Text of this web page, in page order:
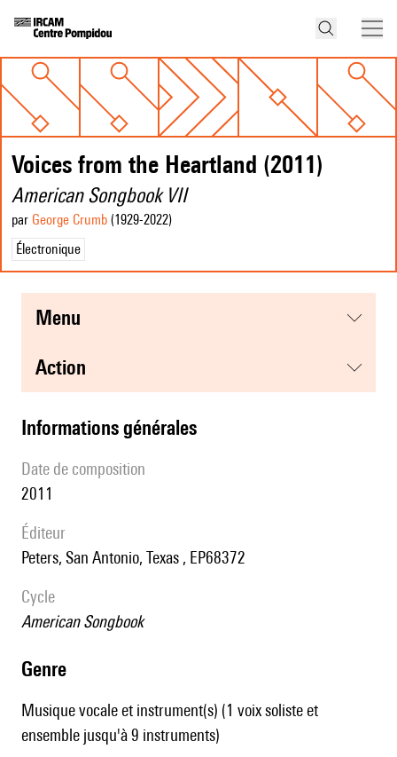
Voices from the Heartland (2011)
American Songbook VII
par George Crumb (1929-2022)
Électronique
menu
action
informations générales
date de composition
2011
éditeur
Peters, San Antonio, Texas , EP68372
Cycle
American Songbook
genre
Musique vocale et instrument(s) (1 voix soliste et
ensemble jusqu'à 9 instruments)